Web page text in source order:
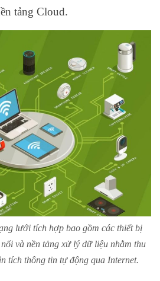
tảng Cloud.
lưới tích hợp bao gồm các thiết bị
và nền tảng xử lý dữ liệu nhằm thu
tích thông tin tự động qua Internet.